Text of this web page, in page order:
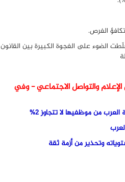
الفرص.
الضوء على الفجوة الكبيرة بين القانون
والتواصل الاجتماعي - وفي
من موظفيها لا تتجاوز 2%
وتحذير من أزمة ثقة